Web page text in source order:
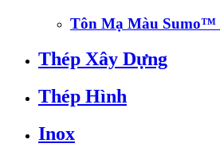
Tôn Mạ Màu Sumo™
Thép Xây Dựng
Thép Hình
Inox